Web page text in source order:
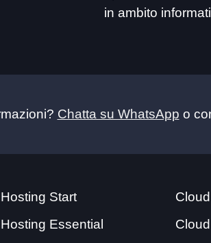
in ambito
Chatta su WhatsApp o
Hosting Start
Hosting Essential